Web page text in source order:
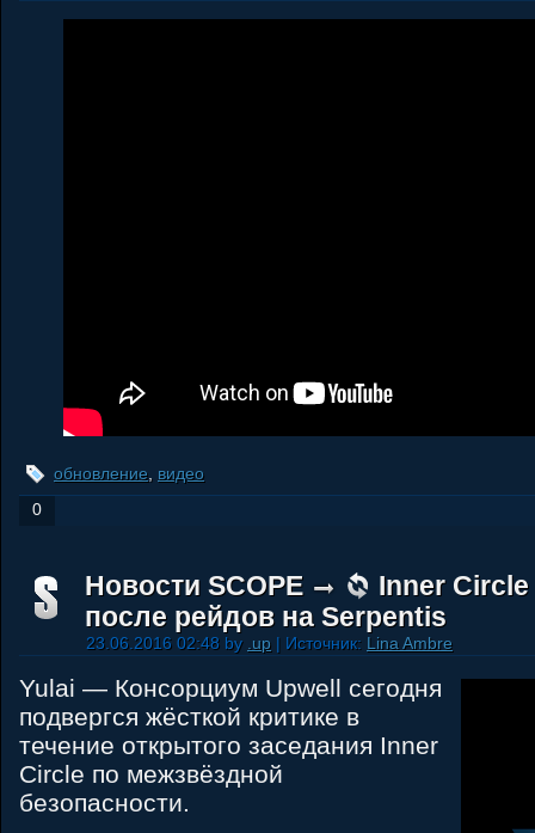
обновление видео
0
Новости SCOPE
Inner Circle
после рейдов на Serpentis
23.06.2016 02:48 by .up | Источник: Lina Ambre
Yulai — Консорциум Upwell сегодня
подвергся жёсткой критике в
течение открытого заседания Inner
Circle по межзвёздной
безопасности.